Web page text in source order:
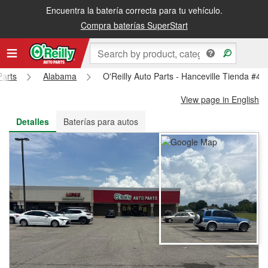
Encuentra la batería correcta para tu vehículo.
Compra baterías SuperStart
Recibe tu orden gratis al día siguiente o recógela en la tienda
Alabama
O'Reilly Auto Parts - Hanceville Tienda
View page in English
Detalles
Baterías para autos